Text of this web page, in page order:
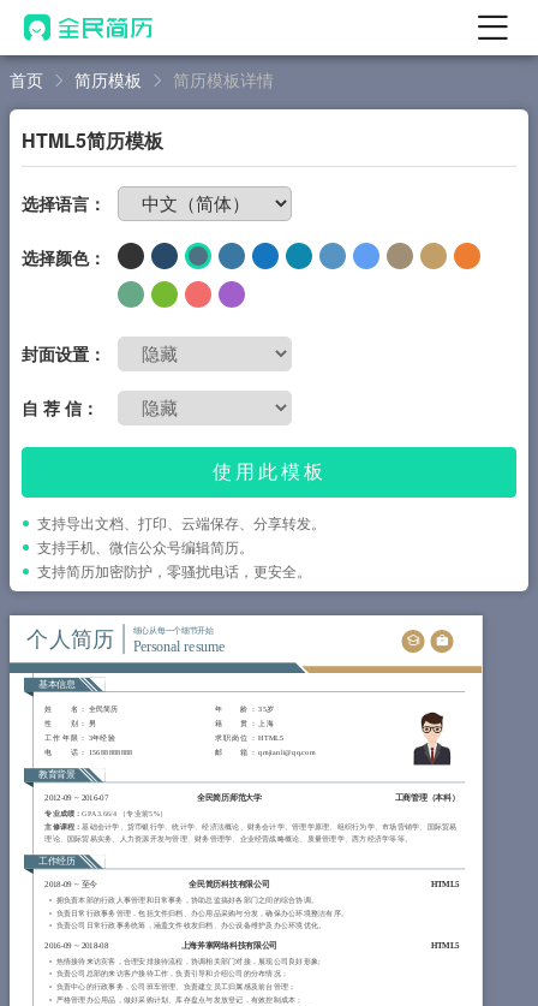
首页
AI 简历工具
AI 优化简历
AI 翻译简历
AI 诊断简历
AI 模拟面试
面试自我介绍
简历教程
登录 / 注册
首页 简历模板 简历模板详情
HTML5简历模板
选择语言：
选择颜色：
封面设置：
自 荐 信：
使用此模板
支持导出文档、打印、云端保存、分享转发。
支持手机、微信公众号编辑简历。
支持简历加密防护，零骚扰电话，更安全。
个人简历 细心从每一个细节开始
Personal resume
基本信息
姓 名 ： 全民简历 年 龄 ： 35岁
性 别 ： 男 籍 贯 ： 上海
工作年限 ： 3年经验 求职岗位 ： HTML5
电 话 ： 15688888888 邮 箱 ： qmjianli@qq.com
教育背景
2012-09 ~2016-07 全民简历师范大学 工商管理（本科）
专业成绩：GPA 3.66/4 （专业前5%）
主修课程：基础会计学、货币银行学、统计学、经济法概论、财务会计学、管理学原理、组织行为学、市场营销学、国际贸易
理论、国际贸易实务、人力资源开发与管理、财务管理学、企业经营战略概论、质量管理学、西方经济学等等。
工作经历
2018-09 ~至今 全民简历科技有限公司 HTML5
拥负责本部的行政人事管理和日常事务，协助总监搞好各部门之间的综合协调。
负责日常行政事务管理，包括文件归档、办公用品采购与分发，确保办公环境整洁有序。
负责公司日常行政事务统筹，涵盖文件收发归档、办公设备维护及办公环境优化。
2016-09 ~2018-08 上海斧掌网络科技有限公司
HTML5
热情接待来访宾客，合理安排接待流程，协调相关部门对接，展现公司良好形象;
负责公司总部的来访客户接待工作，负责引导和介绍公司的分布情况；
负责中心的行政事务，公司班车管理、负责建立员工归属感及前台管理；
严格管理办公用品，做好采购计划、库存盘点与发放登记，有效控制成本；